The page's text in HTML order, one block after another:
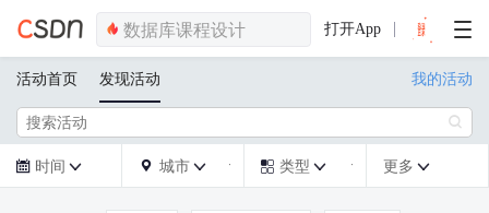
打开App
活动首页 发现活动 我的活动

 时间   城市   类型  更多 